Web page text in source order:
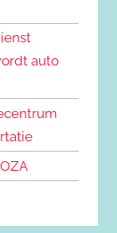
auto